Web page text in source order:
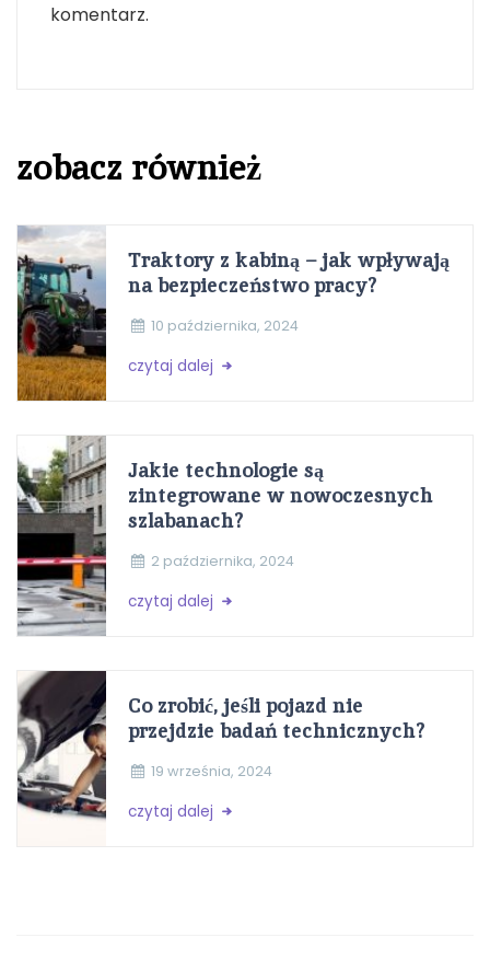
komentarz.
zobacz również
Traktory z kabiną – jak wpływają
na bezpieczeństwo pracy?
10 października, 2024
czytaj dalej
Jakie technologie są
zintegrowane w nowoczesnych
szlabanach?
2 października, 2024
czytaj dalej
Co zrobić, jeśli pojazd nie
przejdzie badań technicznych?
19 września, 2024
czytaj dalej